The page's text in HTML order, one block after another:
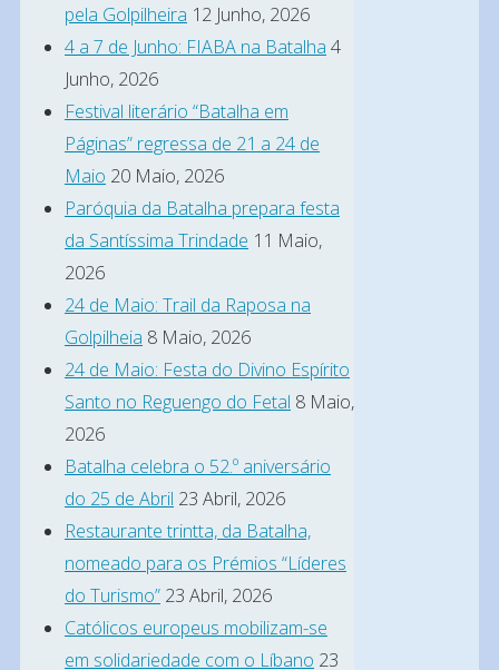
Espírito
Santo.
O
evento
conta
com
um
rico,
que
alia
as
religiosas
gastronomia
típica
e
ao
pela Golpilheira 12 Junho, 2026
4 a 7 de Junho: FIABA na Batalha 4
Junho, 2026
Festival literário “Batalha em
Páginas” regressa de 21 a 24 de
Maio 20 Maio, 2026
Paróquia da Batalha prepara festa
da Santíssima Trindade 11 Maio,
2026
24 de Maio: Trail da Raposa na
Golpilheia 8 Maio, 2026
24 de Maio: Festa do Divino Espírito
Santo no Reguengo do Fetal 8 Maio,
2026
Batalha celebra o 52.º aniversário
do 25 de Abril 23 Abril, 2026
Restaurante trintta, da Batalha,
nomeado para os Prémios “Líderes
do Turismo” 23 Abril, 2026
Católicos europeus mobilizam-se
em solidariedade com o Líbano 23